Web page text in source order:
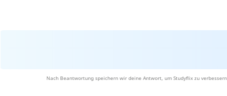
Nach Beantwortung speichern wir deine Antwort, um Studyflix zu